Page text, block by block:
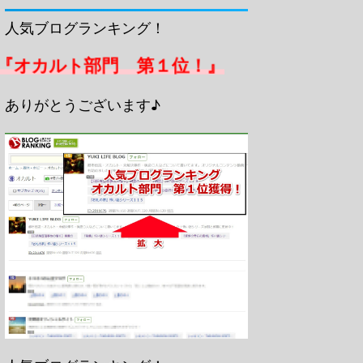
人気ブログランキング！
『オカルト部門 第１位！』
ありがとうございます♪